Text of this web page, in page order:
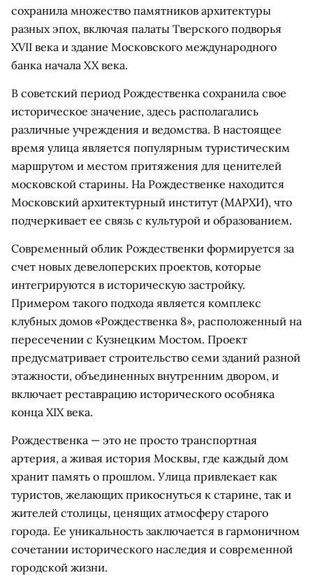
сохранила множество памятников архитектуры
разных эпох, включая палаты Тверского подворья
XVII века и здание Московского международного
банка начала XX века.
В советский период Рождественка сохранила свое
историческое значение, здесь располагались
различные учреждения и ведомства. В настоящее
время улица является популярным туристическим
маршрутом и местом притяжения для ценителей
московской старины. На Рождественке находится
Московский архитектурный институт (МАРХИ), что
подчеркивает ее связь с культурой и образованием.
Современный облик Рождественки формируется за
счет новых девелоперских проектов, которые
интегрируются в историческую застройку.
Примером такого подхода является комплекс
клубных домов «Рождественка 8», расположенный на
пересечении с Кузнецким Мостом. Проект
предусматривает строительство семи зданий разной
этажности, объединенных внутренним двором, и
включает реставрацию исторического особняка
конца XIX века.
Рождественка — это не просто транспортная
артерия, а живая история Москвы, где каждый дом
хранит память о прошлом. Улица привлекает как
туристов, желающих прикоснуться к старине, так и
жителей столицы, ценящих атмосферу старого
города. Ее уникальность заключается в гармоничном
сочетании исторического наследия и современной
городской жизни.